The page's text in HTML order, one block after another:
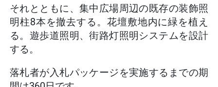
それとともに、集中広場周辺の既存の装飾照
明柱8本を撤去する。花壇敷地内に緑を植え
る。遊歩道照明、街路灯照明システムを設計
する。
落札者が入札パッケージを実施するまでの期